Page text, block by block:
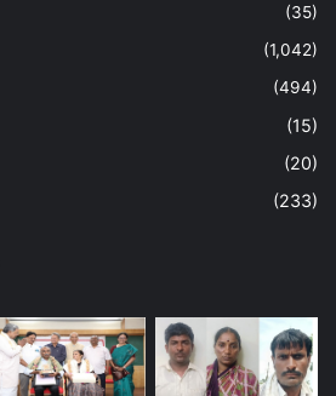
(35)
(1,042)
(494)
(15)
(20)
(233)